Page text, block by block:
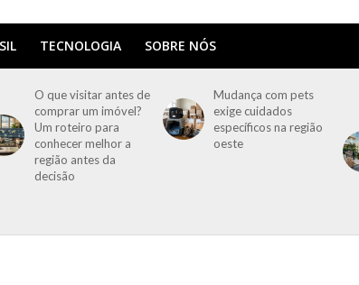
TECNOLOGIA SOBRE NÓS
O que visitar antes de
comprar um imóvel?
Um roteiro para
conhecer melhor a
região antes da
decisão
Mudança com pets
exige cuidados
específicos na região
oeste